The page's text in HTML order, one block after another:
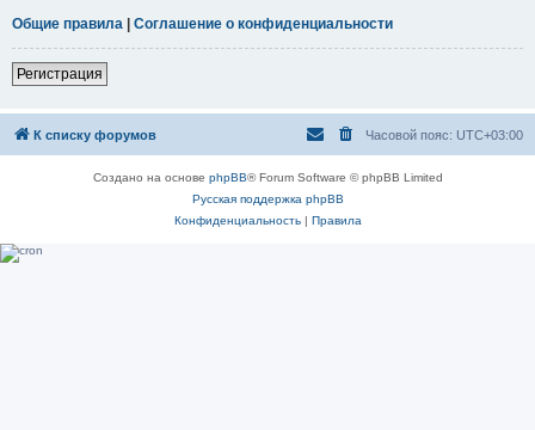
Общие правила | Соглашение о конфиденциальности
Регистрация
К списку форумов Часовой пояс: UTC+03:00
Создано на основе phpBB® Forum Software © phpBB Limited
Русская поддержка phpBB
Конфиденциальность| Правила